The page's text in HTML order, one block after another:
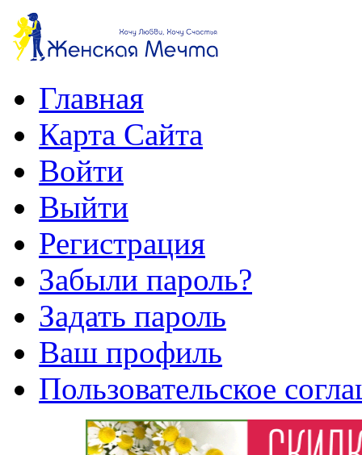
Главная
Карта Сайта
Войти
Выйти
Регистрация
Забыли пароль?
Задать пароль
Ваш профиль
Пользовательское